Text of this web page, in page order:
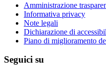
Amministrazione
Informativa privacy
Note legali
Dichiarazione di
Piano di miglioramento
Seguici su